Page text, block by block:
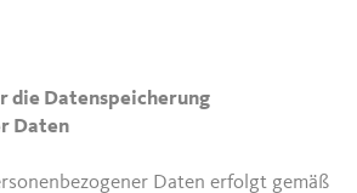
die Datenspeicherung
Daten
Daten erfolgt gemäß